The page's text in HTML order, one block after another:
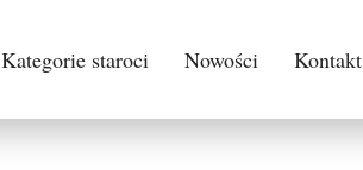
Kategorie staroci Nowości Kontakt